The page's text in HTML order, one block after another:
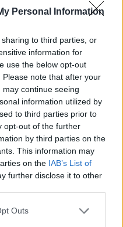
Personal Information
to third parties, or
information for
use the below opt-out
note that after your
continue seeing
information utilized by
to third parties prior to
opt-out of the further
by third parties on the
This information may
on the IAB’s List of
further disclose it to other
Outs